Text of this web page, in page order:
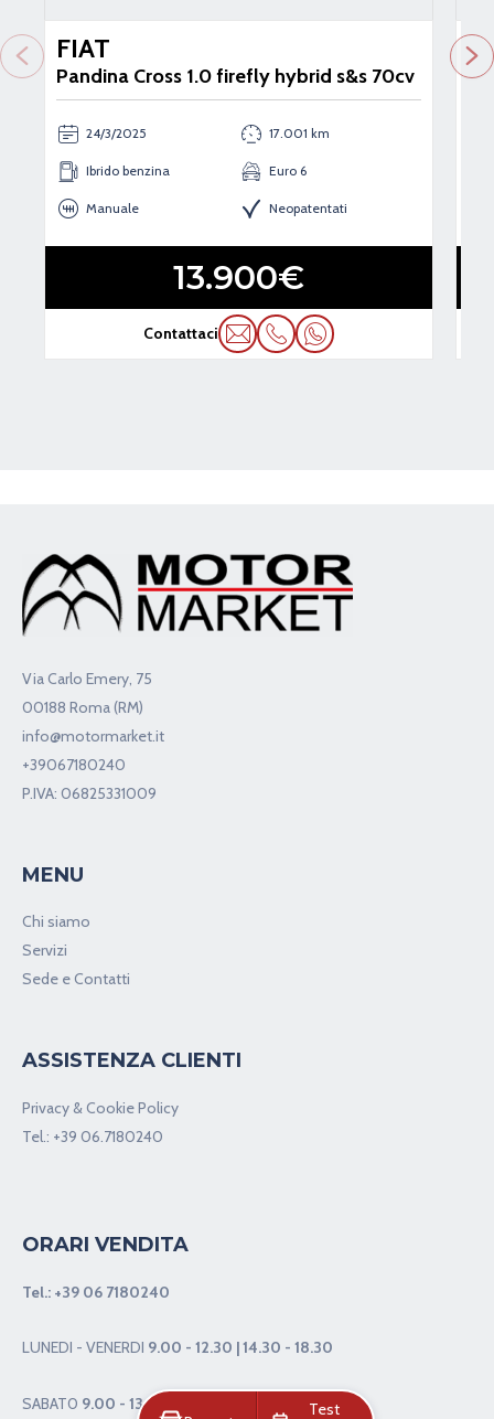
FIAT
Pandina Cross 1.0 firefly hybrid s&s 70cv
24/3/2025 17.001 km
Ibrido benzina Euro 6
Manuale Neopatentati
13.900€
Contattaci
Via Carlo Emery, 75
00188 Roma (RM)
info@motormarket.it
+39067180240
P.IVA: 06825331009
MENU
Chi siamo
Servizi
Sede e Contatti
ASSISTENZA CLIENTI
Privacy & Cookie Policy
Tel.: +39 06.7180240
ORARI VENDITA
Tel.: +39 06 7180240
LUNEDI - VENERDI 9.00 - 12.30 | 14.30 - 18.30
SABAT0 9.00 - 13.00
Test